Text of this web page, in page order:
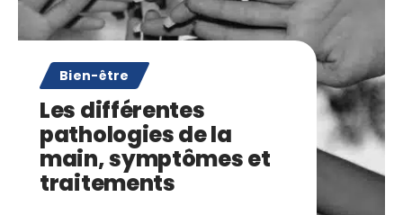
Bien-être
Les différentes
pathologies de la
main, symptômes et
traitements